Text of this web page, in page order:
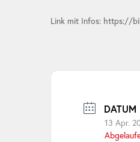
Link mit Infos: https://
DATUM
13 Apr.